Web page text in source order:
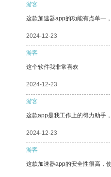
游客
这款加速器app的功能有点单一
2024-12-23
游客
这个软件我非常喜欢
2024-12-23
游客
这款app是我工作上的得力助手
2024-12-23
游客
这款加速器app的安全性很高，